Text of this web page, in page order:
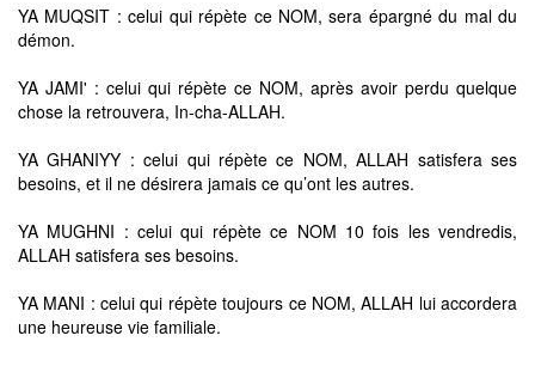
YA MUQSIT : celui qui répète ce NOM, sera épargné du mal du
démon.
YA JAMI' : celui qui répète ce NOM, après avoir perdu quelque
chose la retrouvera, In-cha-ALLAH.
YA GHANIYY : celui qui répète ce NOM, ALLAH satisfera ses
besoins, et il ne désirera jamais ce qu’ont les autres.
YA MUGHNI : celui qui répète ce NOM 10 fois les vendredis,
ALLAH satisfera ses besoins.
YA MANI : celui qui répète toujours ce NOM, ALLAH lui accordera
une heureuse vie familiale.